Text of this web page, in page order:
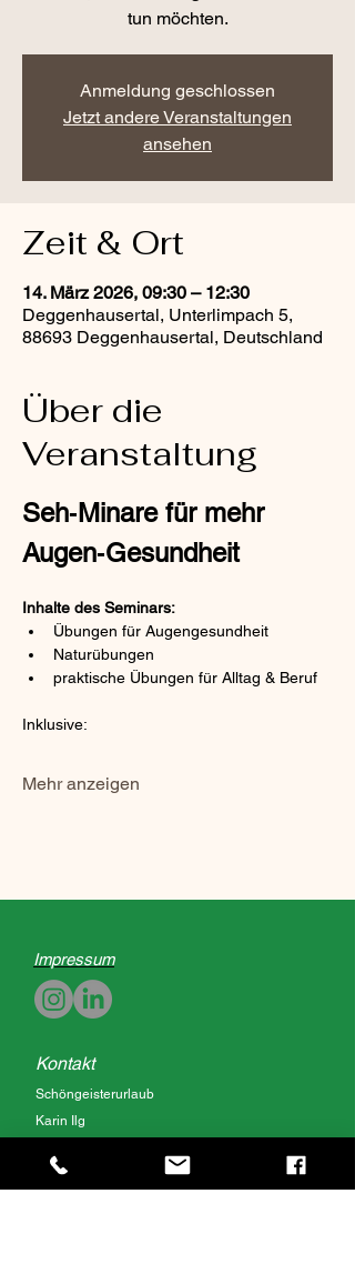
tun möchten.
Anmeldung geschlossen
Jetzt andere Veranstaltungen
ansehen
Zeit & Ort
14. März 2026, 09:30 – 12:30
Deggenhausertal, Unterlimpach 5,
88693 Deggenhausertal, Deutschland
Über die
Veranstaltung
Seh‑Minare für mehr
Augen‑Gesundheit
Inhalte des Seminars:
Übungen für Augengesundheit
Naturübungen
praktische Übungen für Alltag & Beruf
Inklusive:
Mehr anzeigen
Impressum
Kontakt
Schöngeisterurlaub
Karin Ilg
88693 Deggenhausertal